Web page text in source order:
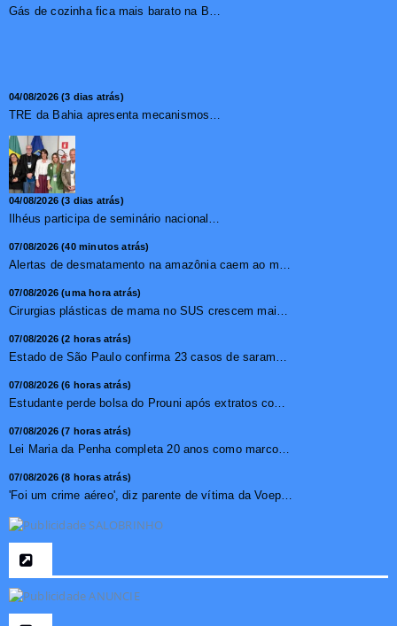
Gás de cozinha fica mais barato na Bahia após redução de 7,1%
04/08/2026 (3 dias atrás)
TRE da Bahia apresenta mecanismos de segurança das urnas e nova ordem de votação para eleições
04/08/2026 (3 dias atrás)
Ilhéus participa de seminário nacional sobre turismo sustentável e captação de investimentos
07/08/2026 (40 minutos atrás)
Alertas de desmatamento na amazônia caem ao menor patamar ...
07/08/2026 (uma hora atrás)
Cirurgias plásticas de mama no SUS crescem mais de 50% em ...
07/08/2026 (2 horas atrás)
Estado de São Paulo confirma 23 casos de sarampo; 16 não ...
07/08/2026 (6 horas atrás)
Estudante perde bolsa do Prouni após extratos com apostas ...
07/08/2026 (7 horas atrás)
Lei Maria da Penha completa 20 anos como marco no combate �...
07/08/2026 (8 horas atrás)
'Foi um crime aéreo', diz parente de vítima da Voepass ...